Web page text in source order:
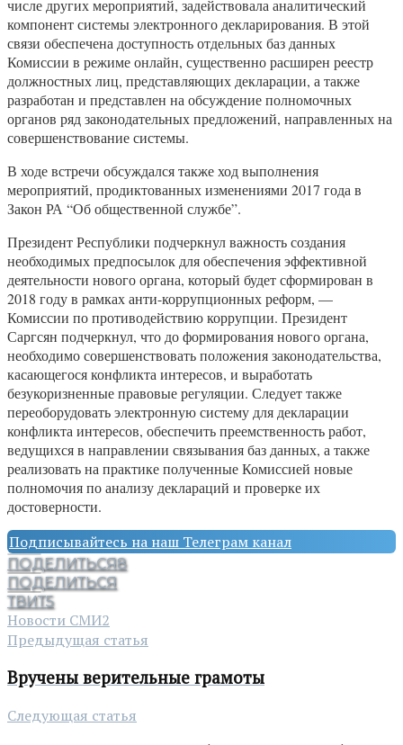
числе других мероприятий, задействовала аналитический
компонент системы электронного декларирования. В этой
связи обеспечена доступность отдельных баз данных
Комиссии в режиме онлайн, существенно расширен реестр
должностных лиц, представляющих декларации, а также
разработан и представлен на обсуждение полномочных
органов ряд законодательных предложений, направленных на
совершенствование системы.
В ходе встречи обсуждался также ход выполнения
мероприятий, продиктованных изменениями 2017 года в
Закон РА “Об общественной службе”.
Президент Республики подчеркнул важность создания
необходимых предпосылок для обеспечения эффективной
деятельности нового органа, который будет сформирован в
2018 году в рамках анти-коррупционных реформ, —
Комиссии по противодействию коррупции. Президент
Саргсян подчеркнул, что до формирования нового органа,
необходимо совершенствовать положения законодательства,
касающегося конфликта интересов, и выработать
безукоризненные правовые регуляции. Следует также
переоборудовать электронную систему для декларации
конфликта интересов, обеспечить преемственность работ,
ведущихся в направлении связывания баз данных, а также
реализовать на практике полученные Комиссией новые
полномочия по анализу деклараций и проверке их
достоверности.
Подписывайтесь на наш Телеграм канал
ПОДЕЛИТЬСЯ8
ПОДЕЛИТЬСЯ
ТВИТ5
Новости СМИ2
Предыдущая статья
Вручены верительные грамоты
Следующая статья